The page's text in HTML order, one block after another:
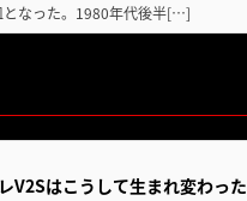
となった。1980年代後半[…]
V2Sはこうして生まれ変わった